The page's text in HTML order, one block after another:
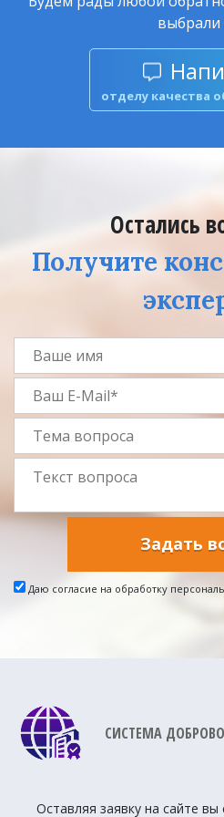
выбрали
отделу качества
Остались
Получите
Задать
Даю согласие на обработку
СИСТЕМА
Оставляя заявку на сайте